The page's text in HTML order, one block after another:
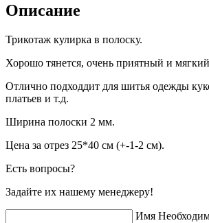
Описание
Трикотаж кулирка в полоску.
Хорошо тянется, очень приятный и
Отлично подходдит для шитья одежды
платьев и т.д.
Ширина полоски 2 мм.
Цена за отрез 25*40 см (+-1-2 см).
Есть вопросы?
Задайте их нашему менеджеру!
Имя